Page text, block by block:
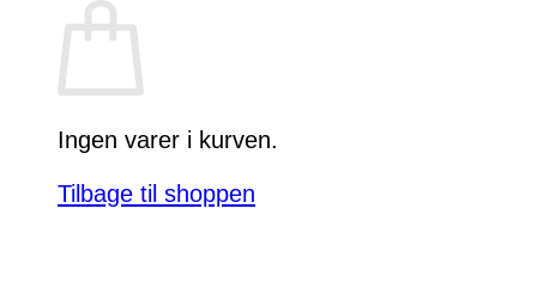
Ingen varer i kurven.
Tilbage til shoppen